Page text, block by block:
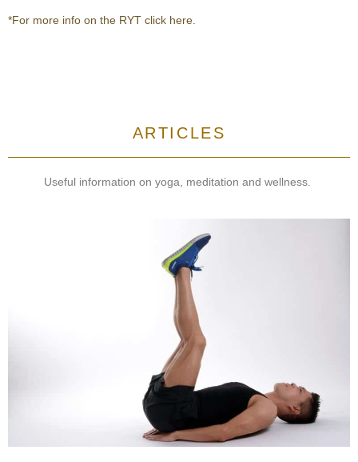
*For more info on the RYT click here.
ARTICLES
Useful information on yoga, meditation and wellness.